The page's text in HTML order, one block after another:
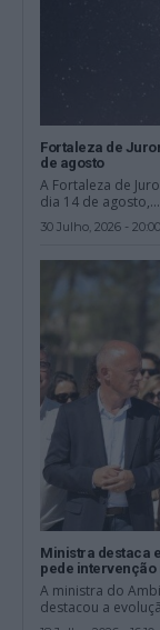
Fortaleza de
de agosto
A Fortaleza de
dia 14 de agosto,...
30 Julho, 2026 - 20:00
Ministra destaca
pede intervenção
A ministra do
destacou a